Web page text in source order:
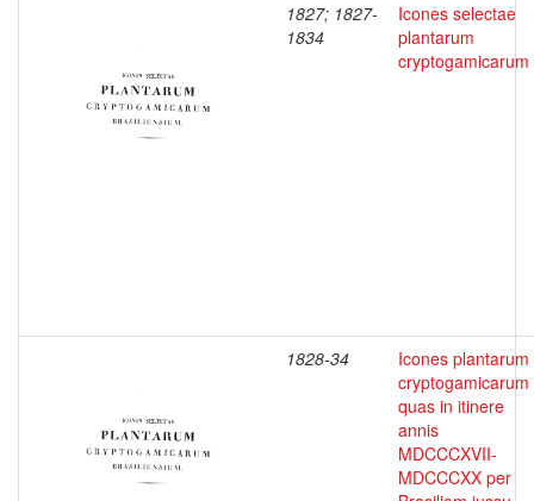
1827; 1827-
1834
Icones selectae
plantarum
cryptogamicarum
1828-34
Icones plantarum
cryptogamicarum
quas in itinere
annis
MDCCCXVII-
MDCCCXX per